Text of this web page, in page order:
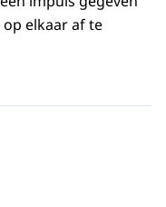
elkaar af te